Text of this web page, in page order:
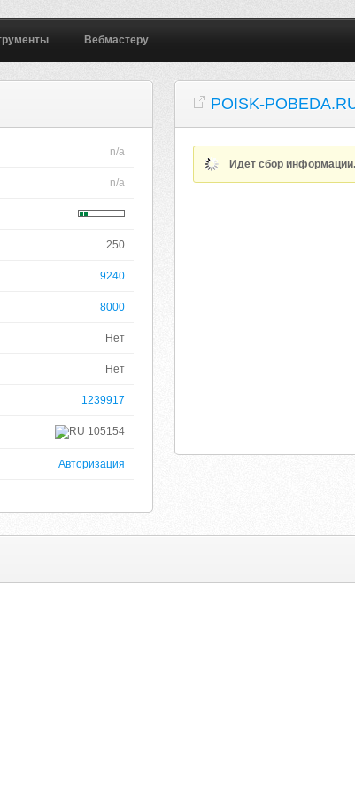
Вебмастеру
n/a
n/a
250
9240
8000
Нет
Нет
1239917
105154
Авторизация
POISK-
Идет сбор